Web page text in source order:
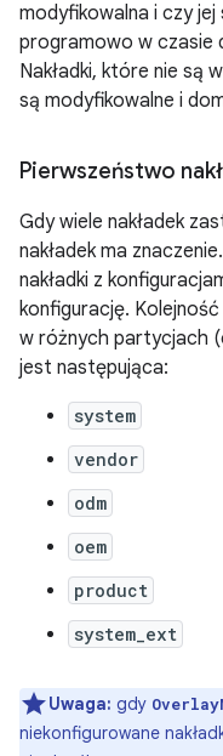
modyfikowalna i czy jej
programowo w czasie
Nakładki, które nie są
są modyfikowalne i
Pierwszeństwo
Gdy wiele nakładek
nakładek ma
nakładki z
konfigurację.
w różnych partycjach
jest następująca:
system
vendor
odm
oem
product
system_ext
Uwaga: gdy
niekonfigurowane